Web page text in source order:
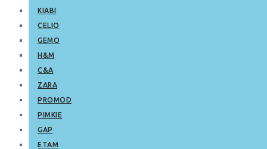
KIABI
CELIO
GEMO
H&M
C&A
ZARA
PROMOD
PIMKIE
GAP
ETAM